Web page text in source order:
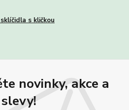
s kličkou
novinky, akce a
slevy!